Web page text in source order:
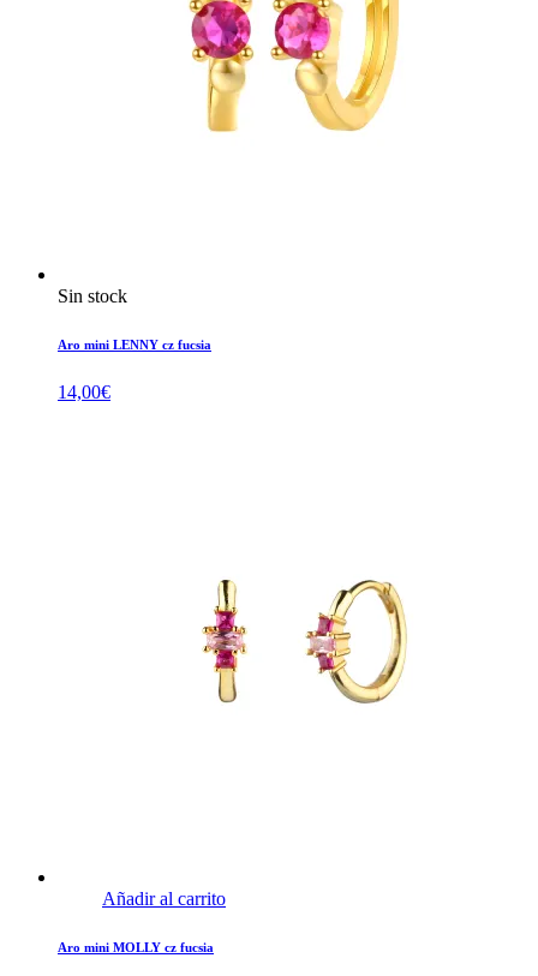
Sin stock
Aro mini LENNY cz fucsia
14,00€
Añadir al carrito
Aro mini MOLLY cz fucsia